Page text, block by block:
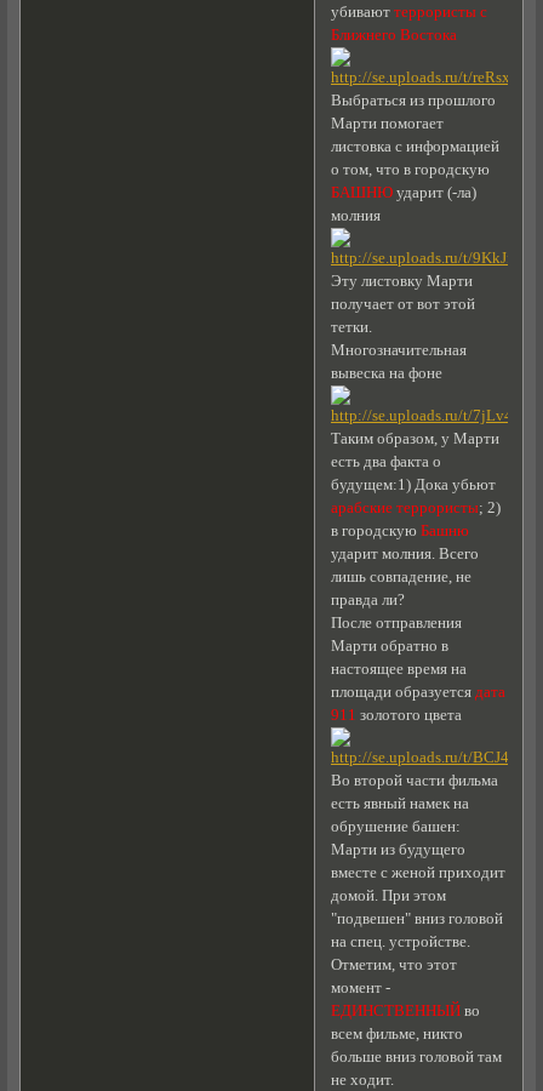
убивают террористы с
Ближнего Востока
Выбраться из прошлого
Марти помогает
листовка с информацией
о том, что в городскую
БАШНЮударит (-ла)
молния
Эту листовку Марти
получает от вот этой
тетки.
Многозначительная
вывеска на фоне
Таким образом, у Марти
есть два факта о
будущем:1) Дока убьют
арабские террористы; 2)
в городскую Башню
ударит молния. Всего
лишь совпадение, не
правда ли?
После отправления
Марти обратно в
настоящее время на
площади образуется дата
911 золотого цвета
Во второй части фильма
есть явный намек на
обрушение башен:
Марти из будущего
вместе с женой приходит
домой. При этом
"подвешен" вниз головой
на спец. устройстве.
Отметим, что этот
момент -
ЕДИНСТВЕННЫЙво
всем фильме, никто
больше вниз головой там
не ходит.